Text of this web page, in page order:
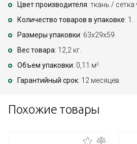
Цвет производителя: ткань / сетка
Количество товаров в упаковке: 1.
Размеры упаковки: 63x29x59.
Вес товара: 12,2 кг.
Объем упаковки: 0,11 м3
Гарантийный срок: 12 месяцев.
Похожие товары